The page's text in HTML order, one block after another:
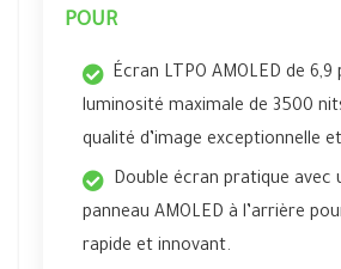
POUR
Écran LTPO AMOLED de
luminosité maximale de 3500
qualité d’image exceptionnelle
Double écran pratique avec
panneau AMOLED à l’arrière
rapide et innovant.